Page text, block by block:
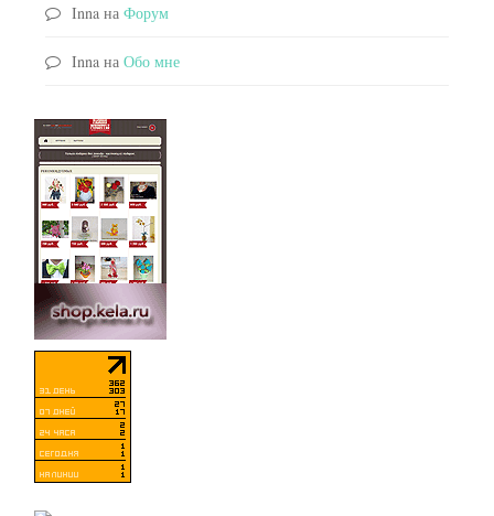
Inna на Форум
Inna на Обо мне